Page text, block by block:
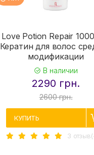
Love Potion Repair
Кератин для волос
модификации
В наличии
2290 грн.
2600 грн.
КУПИТЬ
3